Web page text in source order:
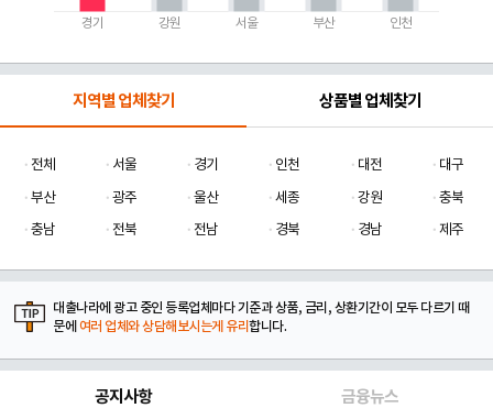
경기 강원 서울 부산 인천
지역별 업체찾기 상품별 업체찾기
전체 서울 경기 인천 대전
대구
부산
광주 울산 세종 강원
충북
충남
전북 전남 경북 경남 제주
대출나라에 광고 중인 등록업체마다 기준과 상품, 금리, 상환기간이 모두 다르기 때
문에 여러 업체와 상담해보시는게 유리합니다.
공지사항 금융뉴스